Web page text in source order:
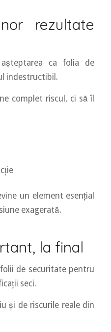
rezultate
ca folia de
indestructibil.
complet riscul, ci să îl
un element esențial
exagerată.
la final
de securitate pentru
seci.
și de riscurile reale din